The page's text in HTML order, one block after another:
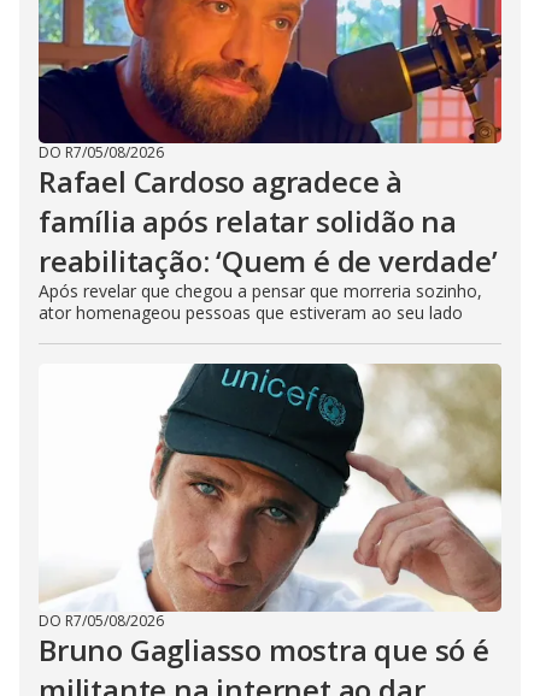
DO R7/05/08/2026
Rafael Cardoso agradece à
família após relatar solidão na
reabilitação: ‘Quem é de verdade’
Após revelar que chegou a pensar que morreria sozinho,
ator homenageou pessoas que estiveram ao seu lado
DO R7/05/08/2026
Bruno Gagliasso mostra que só é